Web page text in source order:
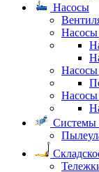
Насосы
Насосы
Насосы
Системы